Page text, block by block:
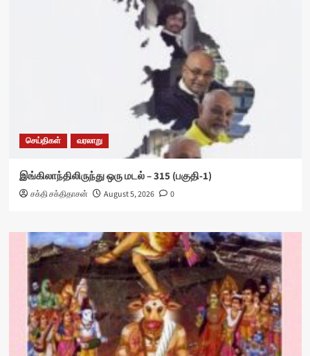
செய்திகள் வரலாறு
இங்கிலாந்திலிருந்து ஒரு மடல் – 315 (பகுதி-1)
சக்தி சக்திதாசன் August 5, 2026 0